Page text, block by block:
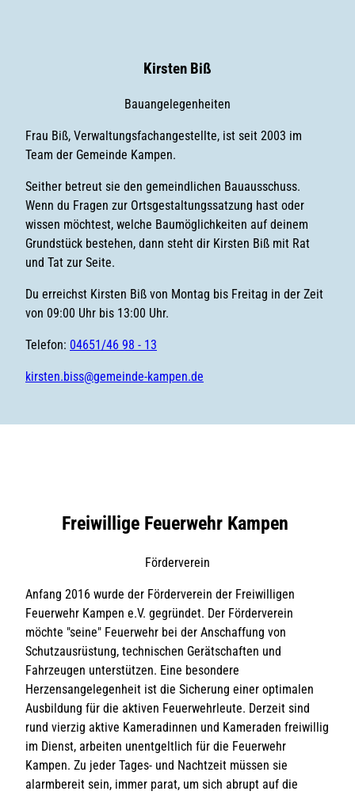
Kirsten Biß
Bauangelegenheiten
Frau Biß, Verwaltungsfachangestellte, ist seit 2003 im
Team der Gemeinde Kampen.
Seither betreut sie den gemeindlichen Bauausschuss.
Wenn du Fragen zur Ortsgestaltungssatzung hast oder
wissen möchtest, welche Baumöglichkeiten auf deinem
Grundstück bestehen, dann steht dir Kirsten Biß mit Rat
und Tat zur Seite.
Du erreichst Kirsten Biß von Montag bis Freitag in der Zeit
von 09:00 Uhr bis 13:00 Uhr.
Telefon: 04651/46 98 - 13
kirsten.biss@gemeinde-kampen.de
Freiwillige Feuerwehr Kampen
Förderverein
Anfang 2016 wurde der Förderverein der Freiwilligen
Feuerwehr Kampen e.V. gegründet. Der Förderverein
möchte "seine" Feuerwehr bei der Anschaffung von
Schutzausrüstung, technischen Gerätschaften und
Fahrzeugen unterstützen. Eine besondere
Herzensangelegenheit ist die Sicherung einer optimalen
Ausbildung für die aktiven Feuerwehrleute. Derzeit sind
rund vierzig aktive Kameradinnen und Kameraden freiwillig
im Dienst, arbeiten unentgeltlich für die Feuerwehr
Kampen. Zu jeder Tages- und Nachtzeit müssen sie
alarmbereit sein, immer parat, um sich abrupt auf die